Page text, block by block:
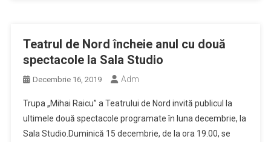
Teatrul de Nord încheie anul cu două
spectacole la Sala Studio
Decembrie 16, 2019 Adm
Trupa „Mihai Raicu” a Teatrului de Nord invită publicul la
ultimele două spectacole programate în luna decembrie, la
Sala Studio.Duminică 15 decembrie, de la ora 19.00, se